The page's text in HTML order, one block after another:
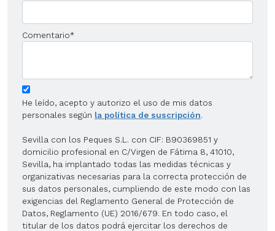
Comentario*
He leído, acepto y autorizo el uso de mis datos
personales según la política de suscripción.
Sevilla con los Peques S.L. con CIF: B90369851 y
domicilio profesional en C/Virgen de Fátima 8, 41010,
Sevilla, ha implantado todas las medidas técnicas y
organizativas necesarias para la correcta protección de
sus datos personales, cumpliendo de este modo con las
exigencias del Reglamento General de Protección de
Datos, Reglamento (UE) 2016/679. En todo caso, el
titular de los datos podrá ejercitar los derechos de